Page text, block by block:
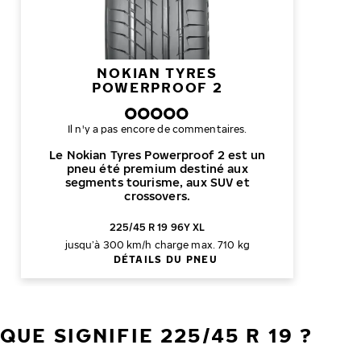
NOKIAN TYRES
POWERPROOF 2
Le Nokian Tyres Powerproof 2 est un
pneu été premium destiné aux
segments tourisme, aux SUV et
crossovers.
Il n'y a pas encore de commentaires.
225/45 R 19 96Y XL
jusqu’à 300 km/h charge max. 710 kg
DÉTAILS DU PNEU
QUE SIGNIFIE 225/45 R 19 ?